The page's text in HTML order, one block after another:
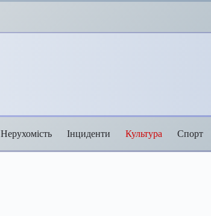
Нерухомість Інциденти Культура Спорт